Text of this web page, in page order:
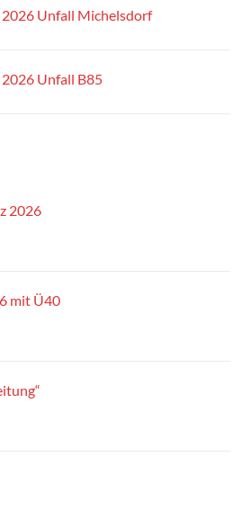
2026 Unfall Michelsdorf
Unfall B85
2026
mit Ü40